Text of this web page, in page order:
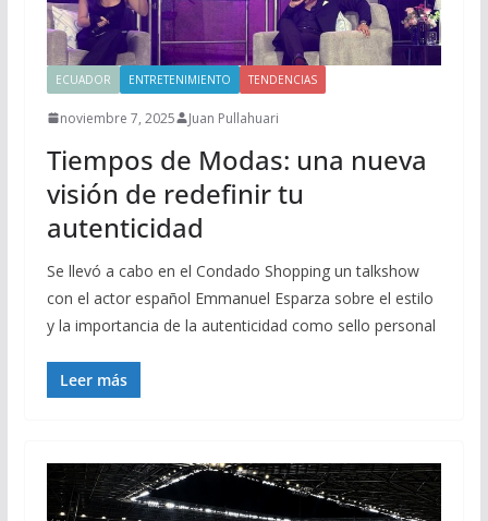
ECUADOR ENTRETENIMIENTO TENDENCIAS
noviembre 7, 2025 Juan Pullahuari
Tiempos de Modas: una nueva
visión de redefinir tu
autenticidad
Se llevó a cabo en el Condado Shopping un talkshow
con el actor español Emmanuel Esparza sobre el estilo
y la importancia de la autenticidad como sello personal
Leer más